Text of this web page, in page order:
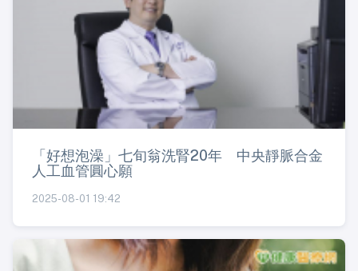
「好想泡澡」七旬翁洗腎20年 中央靜脈合金
人工血管圓心願
2025-08-01 19:42